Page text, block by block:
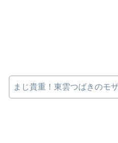
まじ貴重！東雲つばきのモ